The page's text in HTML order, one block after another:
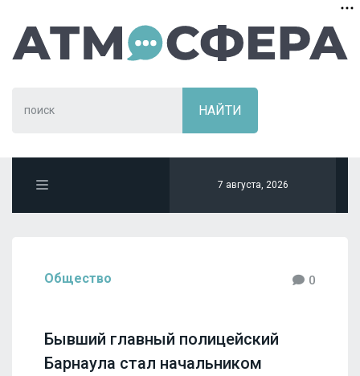
7 августа, 2026
Общество 0
Бывший главный полицейский
Барнаула стал начальником